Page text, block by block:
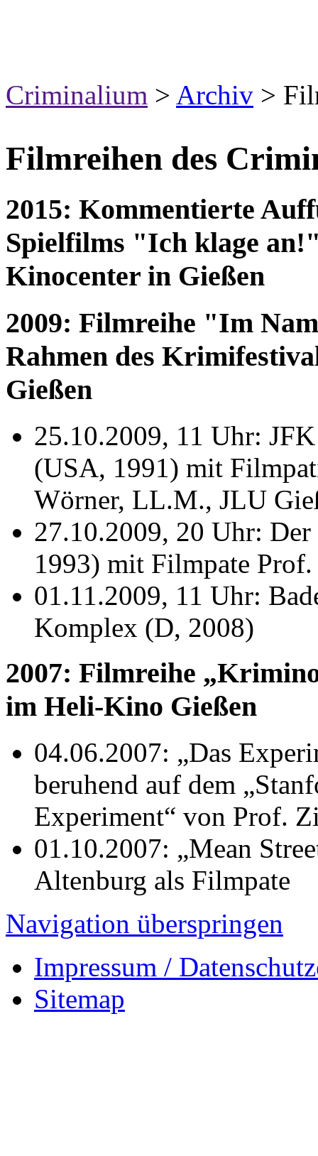
Criminalium > Archiv >
Filmreihen des
2015: Kommentierte
Spielfilms "Ich klage
Kinocenter in Gießen
2009: Filmreihe "Im
Rahmen des
Gießen
25.10.2009, 11 Uhr:
(USA, 1991) mit
Wörner, LL.M., JLU
27.10.2009, 20 Uhr:
1993) mit Filmpate Prof.
01.11.2009, 11 Uhr:
Komplex (D, 2008)
2007: Filmreihe
im Heli-Kino Gießen
04.06.2007: „Das
beruhend auf dem
Experiment“ von Prof.
01.10.2007: „Mean
Altenburg als Filmpate
Navigation überspringen
Impressum /
Sitemap